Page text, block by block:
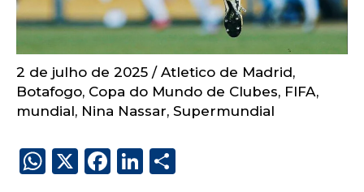
2 de julho de 2025 / Atletico de Madrid,
Botafogo, Copa do Mundo de Clubes, FIFA,
mundial, Nina Nassar, Supermundial
W X
F
Li